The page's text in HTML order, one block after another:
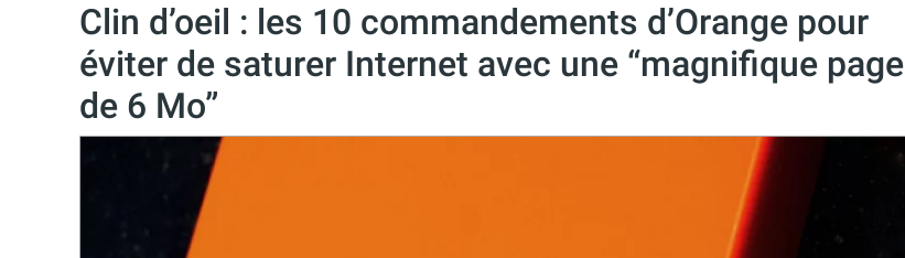
Clin d’oeil : les 10 commandements d’Orange pour
éviter de saturer Internet avec une “magnifique page
de 6 Mo”